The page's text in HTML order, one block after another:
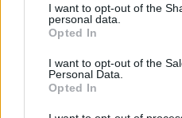
I want to opt-out of the
personal data.
Opted In
I want to opt-out of the
Personal Data.
Opted In
Πριν 9 ημέρες
Μία μικρή αλλά
ομάδα του «Πολίτη»